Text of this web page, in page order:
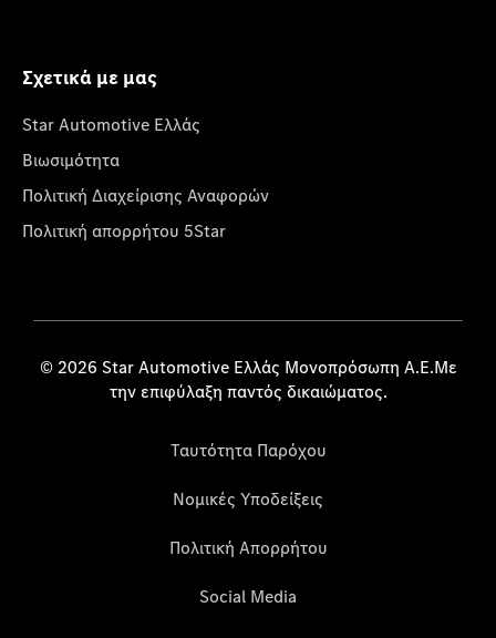
Σχετικά με μας
Star Automotive Ελλάς
Βιωσιμότητα
Πολιτική Διαχείρισης Αναφορών
Πολιτική απορρήτου 5Star
© 2026 Star Automotive Ελλάς Μονοπρόσωπη Α.Ε.Με
την επιφύλαξη παντός δικαιώματος.
Ταυτότητα Παρόχου
Νομικές Υποδείξεις
Πολιτική Απορρήτου
Social Media